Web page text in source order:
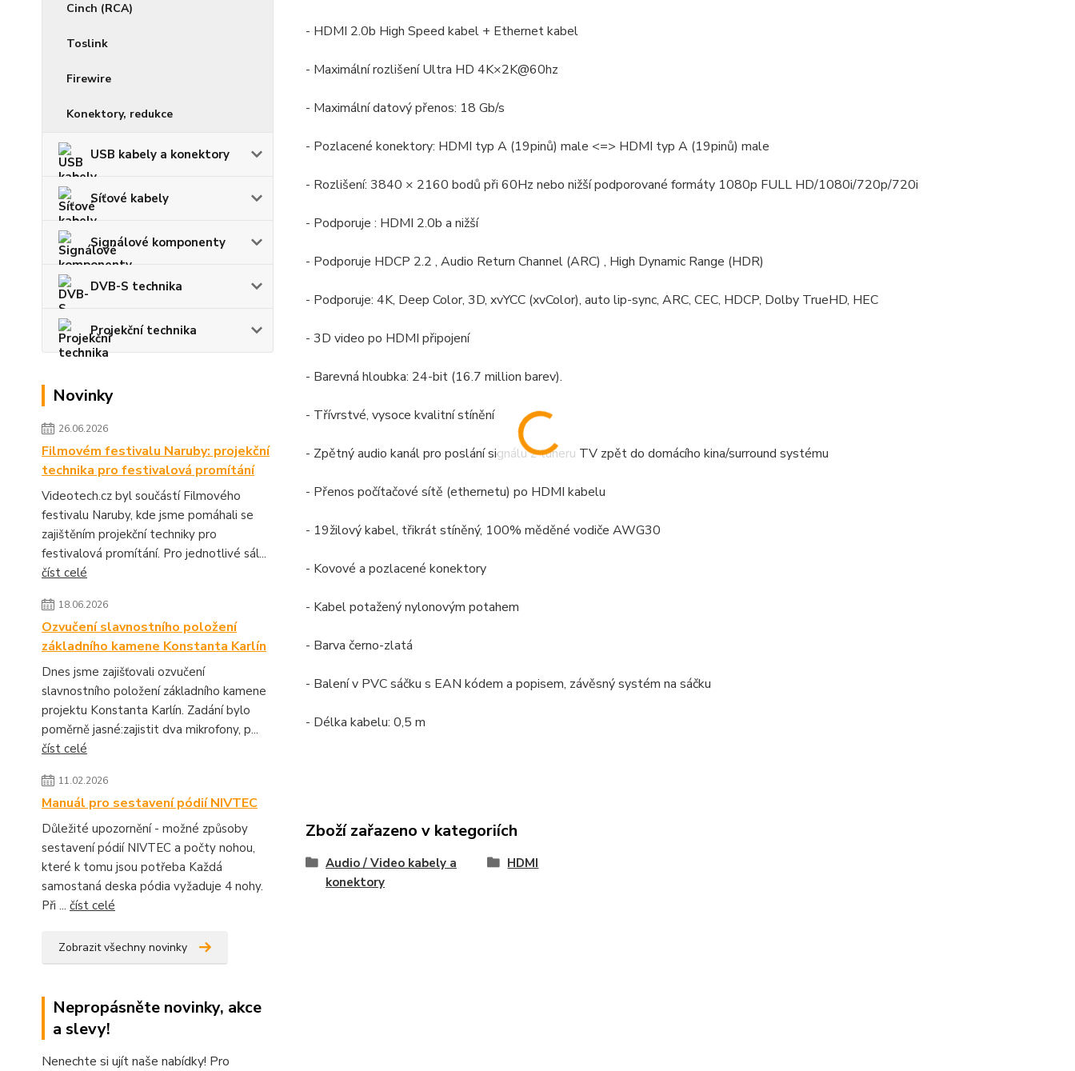
Cinch (RCA)
Toslink
Firewire
Konektory, redukce
USB kabely a konektory
Síťové kabely
Signálové komponenty
DVB-S technika
Projekční technika
Novinky
26.06.2026
Filmovém festivalu Naruby: projekční
technika pro festivalová promítání
Videotech.cz byl součástí Filmového
festivalu Naruby, kde jsme pomáhali se
zajištěním projekční techniky pro
festivalová promítání. Pro jednotlivé sál...
číst celé
18.06.2026
Ozvučení slavnostního položení
základního kamene Konstanta Karlín
Dnes jsme zajišťovali ozvučení
slavnostního položení základního kamene
projektu Konstanta Karlín. Zadání bylo
poměrně jasné:zajistit dva mikrofony, p...
číst celé
11.02.2026
Manuál pro sestavení pódií NIVTEC
Důležité upozornění - možné způsoby
sestavení pódií NIVTEC a počty nohou,
které k tomu jsou potřeba Každá
samostaná deska pódia vyžaduje 4 nohy.
Při ... číst celé
Zobrazit všechny novinky
Nepropásněte novinky, akce
a slevy!
Nenechte si ujít naše nabídky! Pro
- HDMI 2.0b High Speed kabel + Ethernet kabel
- Maximální rozlišení Ultra HD 4K×2K@60hz
- Maximální datový přenos: 18 Gb/s
- Pozlacené konektory: HDMI typ A (19pinů) male <=> HDMI typ A (19pinů) male
- Rozlišení: 3840 × 2160 bodů při 60Hz nebo nižší podporované formáty 1080p FULL HD/1080i/720p/720i
- Podporuje : HDMI 2.0b a nižší
- Podporuje HDCP 2.2 , Audio Return Channel (ARC) , High Dynamic Range (HDR)
- Podporuje: 4K, Deep Color, 3D, xvYCC (xvColor), auto lip-sync, ARC, CEC, HDCP, Dolby TrueHD, HEC
- 3D video po HDMI připojení
- Barevná hloubka: 24-bit (16.7 million barev).
- Třívrstvé, vysoce kvalitní stínění
- Zpětný audio kanál pro poslání signálu z tuneru TV zpět do domácího kina/surround systému
- Přenos počítačové sítě (ethernetu) po HDMI kabelu
- 19žilový kabel, třikrát stíněný, 100% měděné vodiče AWG30
- Kovové a pozlacené konektory
- Kabel potažený nylonovým potahem
- Barva černo-zlatá
- Balení v PVC sáčku s EAN kódem a popisem, závěsný systém na sáčku
- Délka kabelu: 0,5 m
Zboží zařazeno v kategoriích
Audio / Video kabely a
konektory
HDMI